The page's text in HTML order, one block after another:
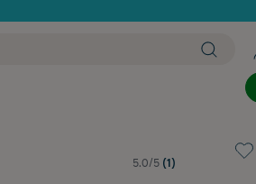
5.0/5 (1)